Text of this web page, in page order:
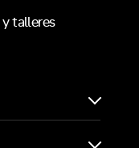
y talleres